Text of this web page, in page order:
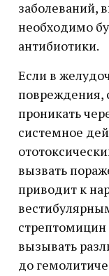
заболеваний,
необходимо
антибиотики.
Если в
повреждения,
проникать
системное
вызвать
приводит к
вызывать
до